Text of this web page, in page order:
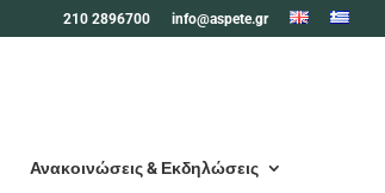
210 2896700 info@aspete.gr
Ανακοινώσεις & Εκδηλώσεις